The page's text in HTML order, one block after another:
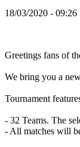
AR
DA
DE
EL
EN
ES
FI
FR
HR
18/03/2020 - 09:26
Greetings fans of
We bring you a
Tournament
- 32 Teams. The
- All matches will